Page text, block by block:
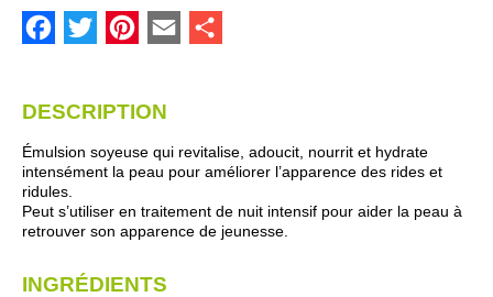
Facebook
Twitter Pinterest
Email
DESCRIPTION
Émulsion soyeuse qui revitalise, adoucit, nourrit et hydrate
intensément la peau pour améliorer l’apparence des rides et
ridules.
Peut s’utiliser en traitement de nuit intensif pour aider la peau à
retrouver son apparence de jeunesse.
INGRÉDIENTS